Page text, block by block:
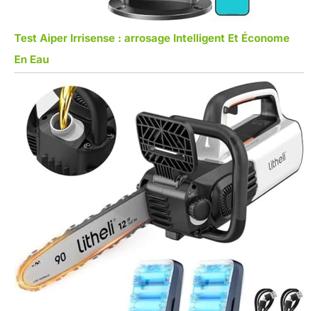
Test Aiper Irrisense : arrosage Intelligent Et Économe
En Eau